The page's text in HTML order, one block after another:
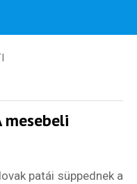
mesebeli
patái süppednek a